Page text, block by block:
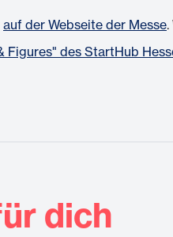
auf der Webseite der Messe.
des StartHub
dich